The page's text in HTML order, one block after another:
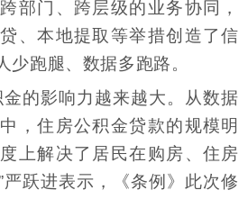
部门、跨层级的业务协同，
、本地提取等举措创造了信
少跑腿、数据多跑路。
的影响力越来越大。从数据
，住房公积金贷款的规模明
上解决了居民在购房、住房
跃进表示，《条例》此次修